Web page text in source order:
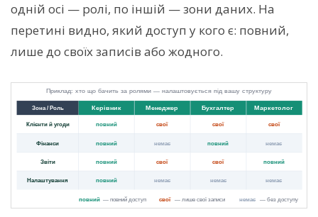
одній осі — ролі, по іншій — зони даних. На
перетині видно, який доступ у кого є: повний,
лише до своїх записів або жодного.